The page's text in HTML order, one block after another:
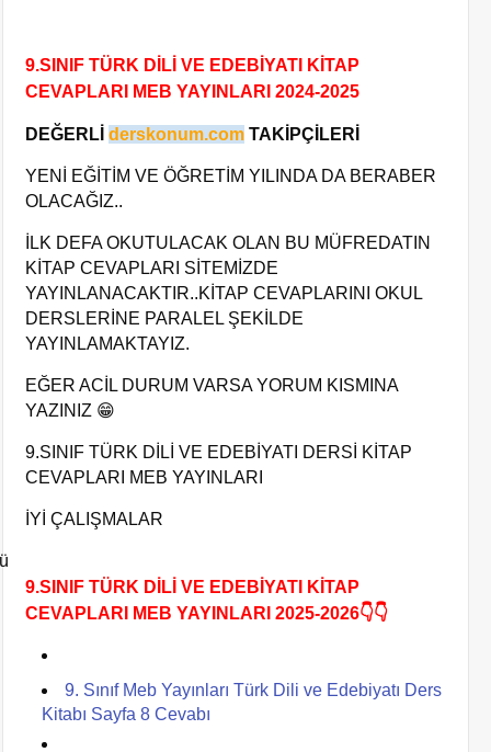
9.SINIF TÜRK DİLİ VE EDEBİYATI KİTAP
CEVAPLARI MEB YAYINLARI 2024-2025
DEĞERLİderskonum.com TAKİPÇİLERİ
YENİ EĞİTİM VE ÖĞRETİM YILINDA DA BERABER
OLACAĞIZ..
İLK DEFA OKUTULACAK OLAN BU MÜFREDATIN
KİTAP CEVAPLARI SİTEMİZDE
YAYINLANACAKTIR..KİTAP CEVAPLARINI OKUL
DERSLERİNE PARALEL ŞEKİLDE
YAYINLAMAKTAYIZ.
EĞER ACİL DURUM VARSA YORUM KISMINA
YAZINIZ 😁
9.SINIF TÜRK DİLİ VE EDEBİYATI DERSİ KİTAP
CEVAPLARI MEB YAYINLARI
İYİ ÇALIŞMALAR
ü
9.SINIF TÜRK DİLİ VE EDEBİYATI KİTAP
CEVAPLARI MEB YAYINLARI 2025-2026👇👇
9. Sınıf Meb Yayınları Türk Dili ve Edebiyatı Ders
Kitabı Sayfa 8 Cevabı